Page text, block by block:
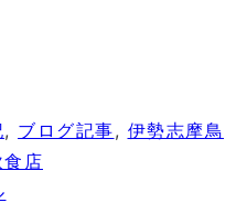
, ブログ記事, 伊勢志摩鳥
店